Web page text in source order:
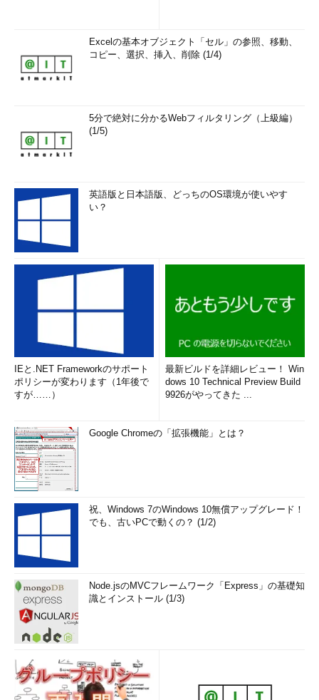
Excelの基本オブジェクト「セル」の参照、移動、
コピー、選択、挿入、削除 (1/4)
5分で絶対に分かるWebフィルタリング（上級編）
(1/5)
英語版と日本語版、どっちのOS環境が使いやす
い？
IEと.NET Frameworkのサポート
ポリシーが変わります（1年後で
すが……）
最新ビルドを詳細レビュー！ Win
dows 10 Technical Preview Build
9926がやってきた ...
Google Chromeの「拡張機能」とは？
祝、Windows 7のWindows 10無償アップグレード！
でも、古いPCで動くの？ (1/2)
Node.jsのMVCフレームワーク「Express」の基礎知
識とインストール (1/3)